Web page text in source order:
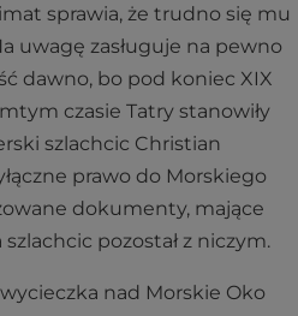
sprawia, że trudno się mu
uwagę zasługuje na pewno
dawno, bo pod koniec XIX
czasie Tatry stanowiły
szlachcic Christian
prawo do Morskiego
dokumenty, mające
pozostał z niczym.
nad Morskie Oko